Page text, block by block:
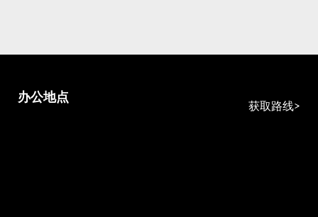
办公地点
获取路线